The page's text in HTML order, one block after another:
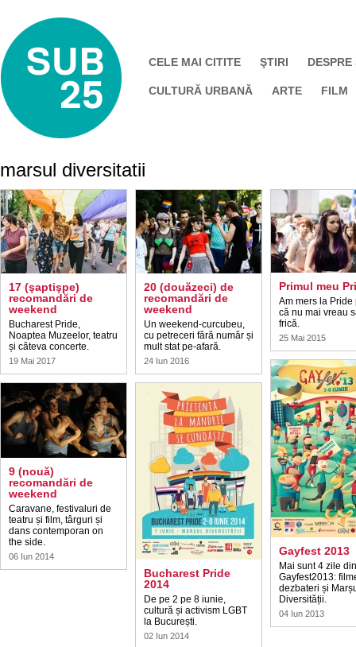
CELE MAI CITITE ŞTIRI DESPRE
CULTURĂ URBANĂ ARTE FILM
marsul diversitatii
17 (şaptişpe)
recomandări de
weekend
Bucharest Pride,
Noaptea Muzeelor, teatru
și câteva concerte.
19 Mai 2017
9 (nouă)
recomandări de
weekend
Caravane, festivaluri de
teatru și film, târguri și
dans contemporan on
the side.
06 Iun 2014
20 (douăzeci) de
recomandări de
weekend
Un weekend-curcubeu,
cu petreceri fără număr și
mult stat pe-afară.
24 Iun 2016
Bucharest Pride
2014
De pe 2 pe 8 iunie,
cultură și activism LGBT
la București.
02 Iun 2014
Primul meu
Am mers la Pride
că nu mai vreau
frică.
25 Mai 2015
Gayfest 2013
Mai sunt 4 zile din
Gayfest2013:
dezbateri și
Diversității.
04 Iun 2013